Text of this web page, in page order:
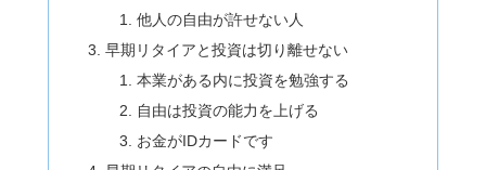
他人の自由が許せない人
早期リタイアと投資は切り離せない
本業がある内に投資を勉強する
自由は投資の能力を上げる
お金がIDカードです